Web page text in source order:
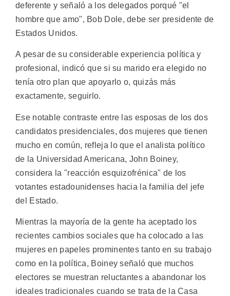
deferente y señaló a los delegados porqué "el
hombre que amo", Bob Dole, debe ser presidente de
Estados Unidos.
A pesar de su considerable experiencia política y
profesional, indicó que si su marido era elegido no
tenía otro plan que apoyarlo o, quizás más
exactamente, seguirlo.
Ese notable contraste entre las esposas de los dos
candidatos presidenciales, dos mujeres que tienen
mucho en común, refleja lo que el analista político
de la Universidad Americana, John Boiney,
considera la "reacción esquizofrénica" de los
votantes estadounidenses hacia la familia del jefe
del Estado.
Mientras la mayoría de la gente ha aceptado los
recientes cambios sociales que ha colocado a las
mujeres en papeles prominentes tanto en su trabajo
como en la política, Boiney señaló que muchos
electores se muestran reluctantes a abandonar los
ideales tradicionales cuando se trata de la Casa